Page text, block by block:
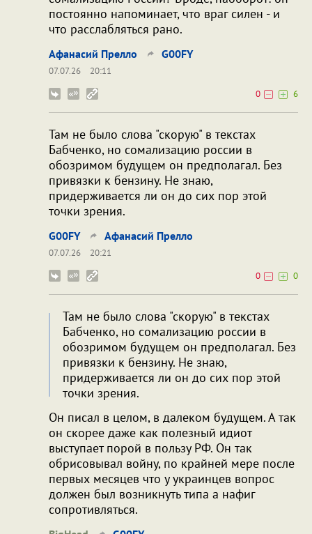
постоянно напоминает, что враг силен - и
что расслабляться рано.
Афанасий Прелло G00FY
07.07.26
20:11
0
6
Там не было слова "скорую" в текстах
Бабченко, но сомализацию россии в
обозримом будущем он предполагал. Без
привязки к бензину. Не знаю,
придерживается ли он до сих пор этой
точки зрения.
G00FY Афанасий Прелло
07.07.26
20:21
0
0
Там не было слова "скорую" в текстах
Бабченко, но сомализацию россии в
обозримом будущем он предполагал. Без
привязки к бензину. Не знаю,
придерживается ли он до сих пор этой
точки зрения.
Он писал в целом, в далеком будущем. А так
он скорее даже как полезный идиот
выступает порой в пользу РФ. Он так
обрисовывал войну, по крайней мере после
первых месяцев что у украинцев вопрос
должен был возникнуть типа а нафиг
сопротивляться.